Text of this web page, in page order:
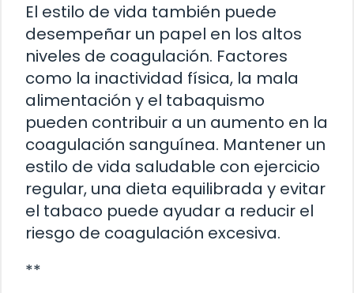
El estilo de vida también puede
desempeñar un papel en los altos
niveles de coagulación. Factores
como la inactividad física, la mala
alimentación y el tabaquismo
pueden contribuir a un aumento en la
coagulación sanguínea. Mantener un
estilo de vida saludable con ejercicio
regular, una dieta equilibrada y evitar
el tabaco puede ayudar a reducir el
riesgo de coagulación excesiva.
**